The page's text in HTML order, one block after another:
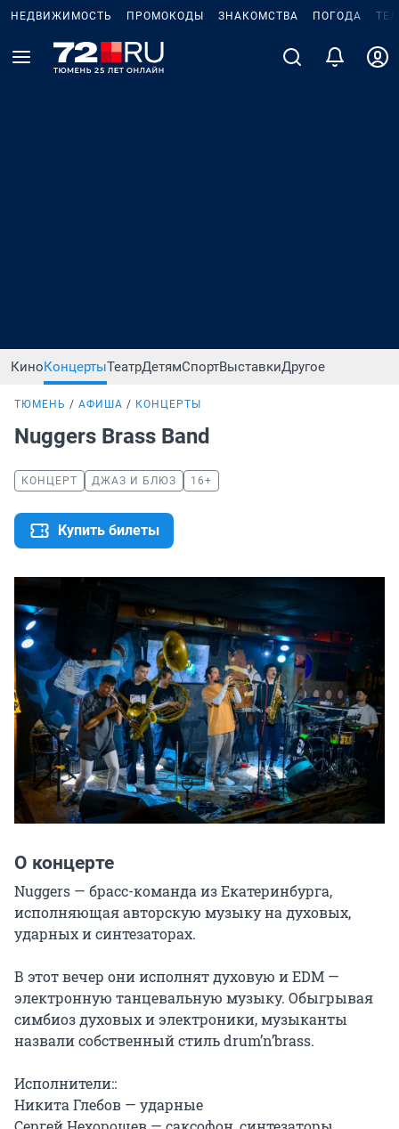
НЕДВИЖИМОСТЬ ПРОМОКОДЫ ЗНАКОМСТВА ПОГОДА
КиноКонцертыТеатрДетямСпортВыставкиДругое
ТЮМЕНЬ АФИША КОНЦЕРТЫ
Nuggers Brass Band
КОНЦЕРТ ДЖАЗ И БЛЮЗ 16+
Купить билеты
О концерте
Nuggers — брасс-команда из Екатеринбурга,
исполняющая авторскую музыку на духовых,
ударных и синтезаторах.
В этот вечер они исполнят духовую и EDM —
электронную танцевальную музыку. Обыгрывая
симбиоз духовых и электроники, музыканты
назвали собственный стиль drum’n’brass.
Исполнители::
Никита Глебов — ударные